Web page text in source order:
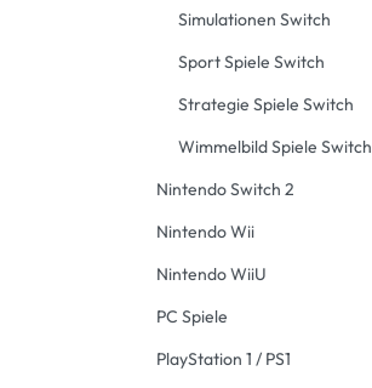
Simulationen Switch
Sport Spiele Switch
Strategie Spiele Switch
Wimmelbild Spiele Switch
Nintendo Switch 2
Nintendo Wii
Nintendo WiiU
PC Spiele
PlayStation 1 / PS1